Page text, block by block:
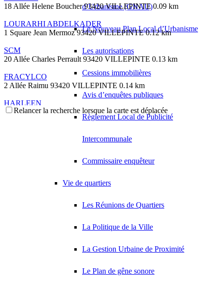
d’Urbanisme (GNAU)
Le Nouveau Plan Local d’Urbanisme
Les autorisations
Cessions immobilières
Avis d’enquêtes publiques
Règlement Local de Publicité
Intercommunale
Commissaire enquêteur
Vie de quartiers
Les Réunions de Quartiers
La Politique de la Ville
La Gestion Urbaine de Proximité
Le Plan de gêne sonore
18 Allée Helene Boucher 93420 VILLEPINTE 0.09 km
LOURARHI ABDELKADER
1 Square Jean Mermoz 93420 VILLEPINTE 0.12 km
SCM
20 Allée Charles Perrault 93420 VILLEPINTE 0.13 km
FRACYLCO
2 Allée Raimu 93420 VILLEPINTE 0.14 km
HARLEEN
7 Allée Helene Boucher 93420 VILLEPINTE 0.14 km
12 Allée Raimu 93420 VILLEPINTE 0.16 km
14 Allée Raimu 93420 VILLEPINTE 0.16 km
14 Allée Raimu 93420 VILLEPINTE
2 Allée Urbain le Verrier 93420 VILLEPINTE 0.16 km
6 Allée Richard Wagner 93420 VILLEPINTE 0.18 km
LEROY JEAN BAPTISTE
Relancer la recherche lorsque la carte est déplacée